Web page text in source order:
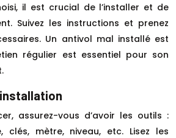
il est crucial de l’installer et de
Suivez les instructions et prenez
Un antivol mal installé est
régulier est essentiel pour son
assurez-vous d’avoir les outils :
clés, mètre, niveau, etc. Lisez les